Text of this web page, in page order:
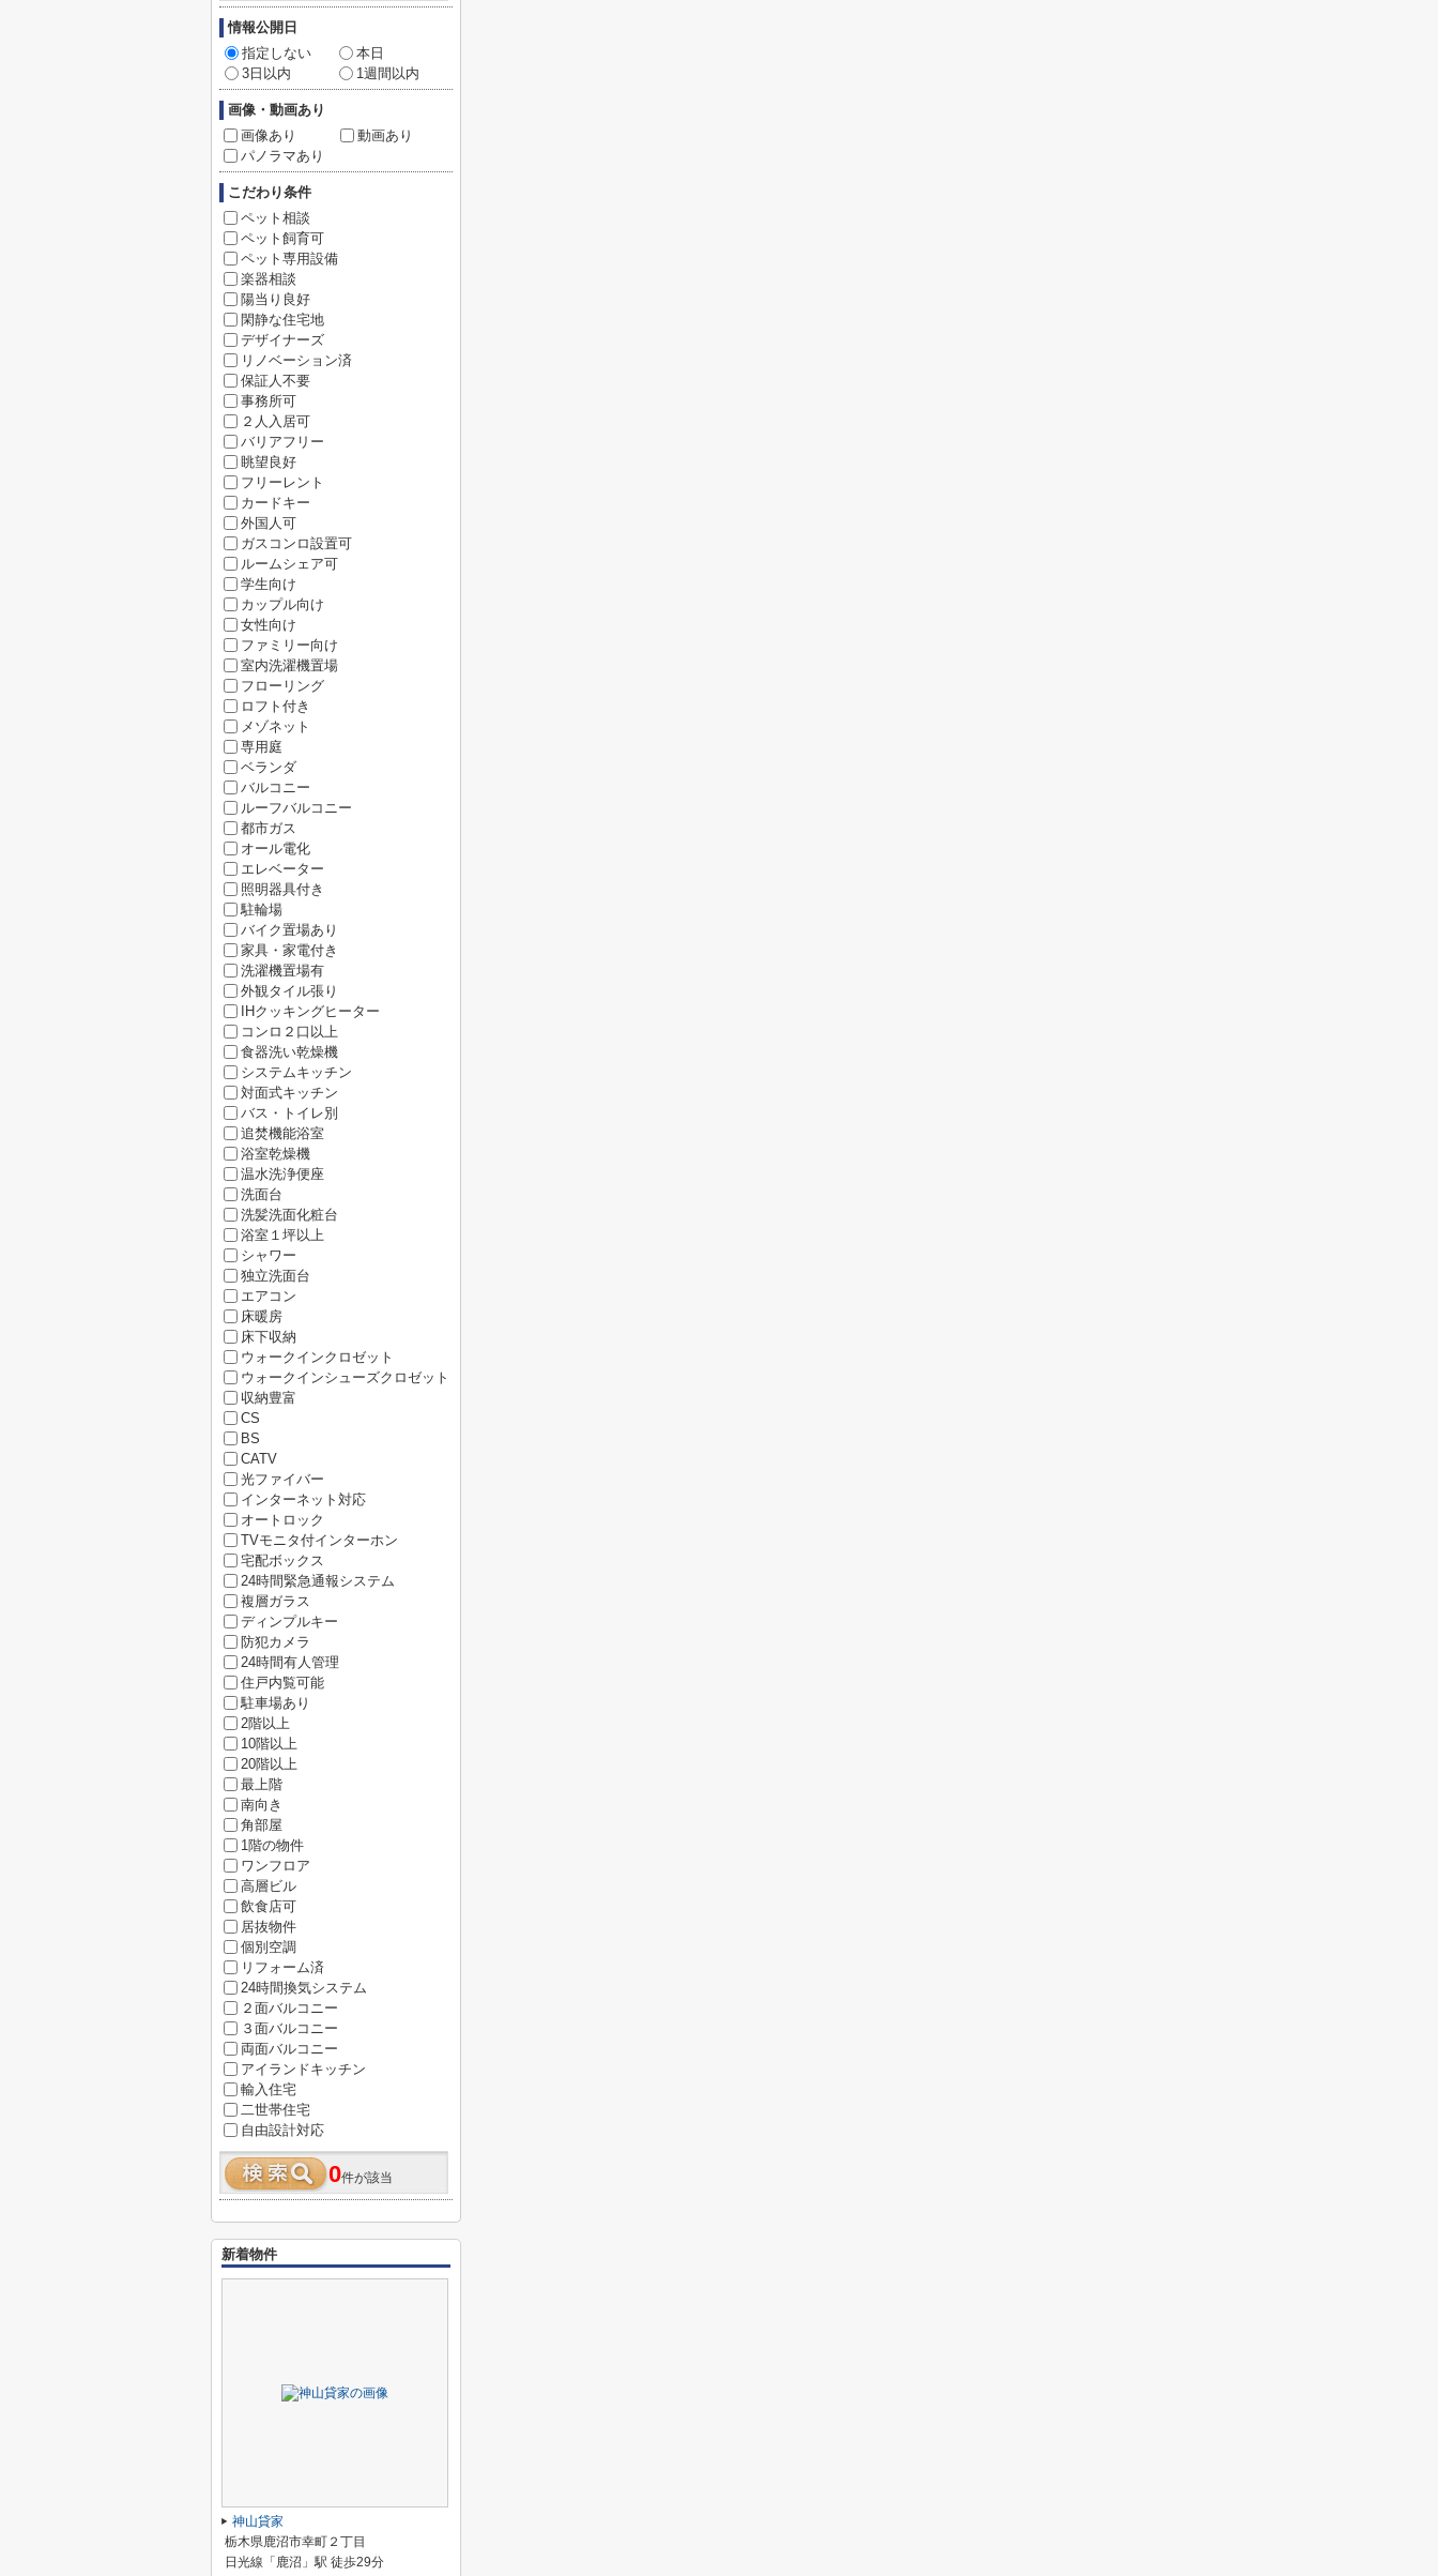
情報公開日
指定しない
本日
3日以内
1週間以内
画像・動画あり
画像あり
動画あり
パノラマあり
こだわり条件
ペット相談
ペット飼育可
ペット専用設備
楽器相談
陽当り良好
閑静な住宅地
デザイナーズ
リノベーション済
保証人不要
事務所可
２人入居可
バリアフリー
眺望良好
フリーレント
カードキー
外国人可
ガスコンロ設置可
ルームシェア可
学生向け
カップル向け
女性向け
ファミリー向け
室内洗濯機置場
フローリング
ロフト付き
メゾネット
専用庭
ベランダ
バルコニー
ルーフバルコニー
都市ガス
オール電化
エレベーター
照明器具付き
駐輪場
バイク置場あり
家具・家電付き
洗濯機置場有
外観タイル張り
IHクッキングヒーター
コンロ２口以上
食器洗い乾燥機
システムキッチン
対面式キッチン
バス・トイレ別
追焚機能浴室
浴室乾燥機
温水洗浄便座
洗面台
洗髪洗面化粧台
浴室１坪以上
シャワー
独立洗面台
エアコン
床暖房
床下収納
ウォークインクロゼット
ウォークインシューズクロゼット
収納豊富
CS
BS
CATV
光ファイバー
インターネット対応
オートロック
TVモニタ付インターホン
宅配ボックス
24時間緊急通報システム
複層ガラス
ディンプルキー
防犯カメラ
24時間有人管理
住戸内覧可能
駐車場あり
2階以上
10階以上
20階以上
最上階
南向き
角部屋
1階の物件
ワンフロア
高層ビル
飲食店可
居抜物件
個別空調
リフォーム済
24時間換気システム
２面バルコニー
３面バルコニー
両面バルコニー
アイランドキッチン
輸入住宅
二世帯住宅
自由設計対応
0件が該当
新着物件
神山貸家
栃木県鹿沼市幸町２丁目
日光線「鹿沼」駅 徒歩29分